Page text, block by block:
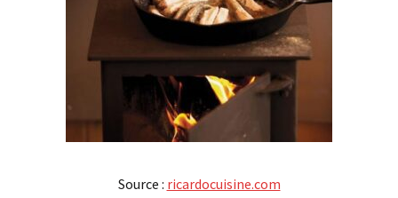
Source : ricardocuisine.com